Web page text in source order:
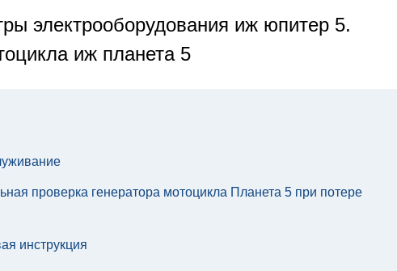
электрооборудования иж юпитер 5.
иж планета 5
проверка генератора мотоцикла Планета 5 при потере
инструкция